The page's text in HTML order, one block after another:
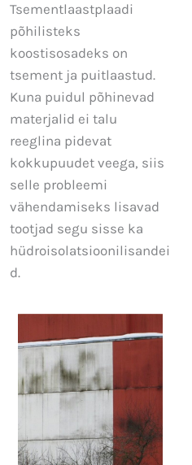
Tsementlaastplaadi
põhilisteks
koostisosadeks on
tsement ja puitlaastud.
Kuna puidul põhinevad
materjalid ei talu
reeglina pidevat
kokkupuudet veega, siis
selle probleemi
vähendamiseks lisavad
tootjad segu sisse ka
hüdroisolatsioonilisandei
d.